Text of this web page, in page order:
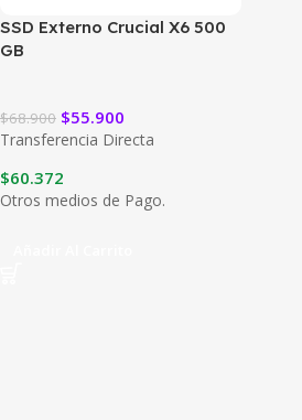
SSD Externo Crucial X6 500
GB
$68.900 $55.900
Transferencia Directa
$60.372
Otros medios de Pago.